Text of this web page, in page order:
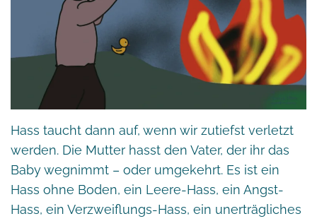
Hass taucht dann auf, wenn wir zutiefst verletzt
werden. Die Mutter hasst den Vater, der ihr das
Baby wegnimmt – oder umgekehrt. Es ist ein
Hass ohne Boden, ein Leere-Hass, ein Angst-
Hass, ein Verzweiflungs-Hass, ein unerträgliches